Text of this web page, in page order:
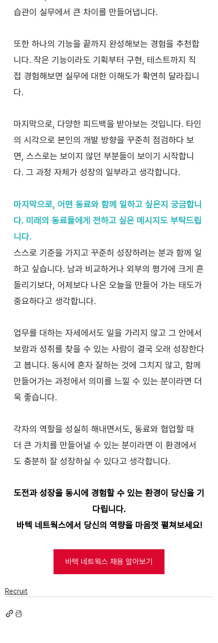
습관이 실무에서 큰 차이를 만들어냅니다.
또한 하나의 기능을 끝까지 완성해보는 경험을 추천합
니다. 작은 기능이라도 기획부터 구현, 테스트까지 직
접 경험해보면 실무에 대한 이해도가 확연히 달라집니
다.
마지막으로, 다양한 피드백을 받아보는 것입니다. 타인
의 시각으로 본인의 개발 방향을 꾸준히 점검하다 보
면, 스스로는 보이지 않던 부분들이 보이기 시작합니
다. 그 과정 자체가 성장의 일부라고 생각합니다.
마지막으로, 어떤 동료와 함께 일하고 싶은지 궁금합니
다. 미래의 동료들에게 전하고 싶은 메시지도 부탁드립
니다.
스스로 기준을 가지고 꾸준히 성장하려는 분과 함께 일
하고 싶습니다. 남과 비교하거나 외부의 평가에 크게 흔
들리기보다, 어제보다 나은 오늘을 만들어 가는 태도가
중요하다고 생각합니다.
업무를 대하는 자세에서도 일을 가리지 않고 그 안에서
보람과 성취를 찾을 수 있는 사람이 결국 오래 성장한다
고 봅니다. 동시에 혼자 잘하는 것에 그치지 않고, 함께
만들어가는 과정에서 의미를 느낄 수 있는 분이라면 더
욱 좋습니다.
각자의 역할을 성실히 해내면서도, 동료와 협업할 때
더 큰 가치를 만들어낼 수 있는 분이라면 이 환경에서
도 충분히 잘 성장하실 수 있다고 생각합니다.
도전과 성장을 동시에 경험할 수 있는 환경이 당신을 기
다립니다.
바텍 네트웍스에서 당신의 역량을 마음껏 펼쳐보세요!
바텍 네트웍스 채용 알아보기
Recruit